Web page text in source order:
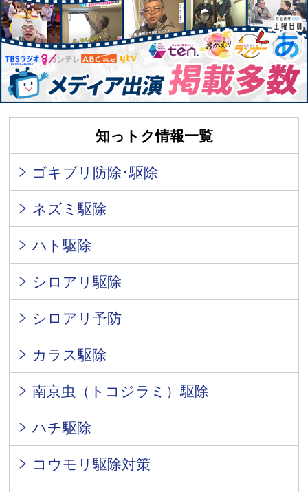
知っトク情報一覧
ゴキブリ防除･駆除
ネズミ駆除
ハト駆除
シロアリ駆除
シロアリ予防
カラス駆除
南京虫（トコジラミ）駆除
ハチ駆除
コウモリ駆除対策